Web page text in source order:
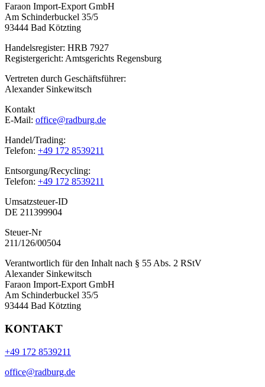
Faraon Import-Export GmbH
Am Schinderbuckel 35/5
93444 Bad Kötzting
Handelsregister: HRB 7927
Registergericht: Amtsgerichts Regensburg
Vertreten durch Geschäftsführer:
Alexander Sinkewitsch
Kontakt
E-Mail: office@radburg.de
Handel/Trading:
Telefon: +49 172 8539211
Entsorgung/Recycling:
Telefon: +49 172 8539211
Umsatzsteuer-ID
DE 211399904
Steuer-Nr
211/126/00504
Verantwortlich für den Inhalt nach § 55 Abs. 2 RStV
Alexander Sinkewitsch
Faraon Import-Export GmbH
Am Schinderbuckel 35/5
93444 Bad Kötzting
KONTAKT
+49 172 8539211
office@radburg.de